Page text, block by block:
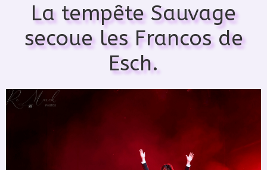
La tempête Sauvage
secoue les Francos de
Esch.